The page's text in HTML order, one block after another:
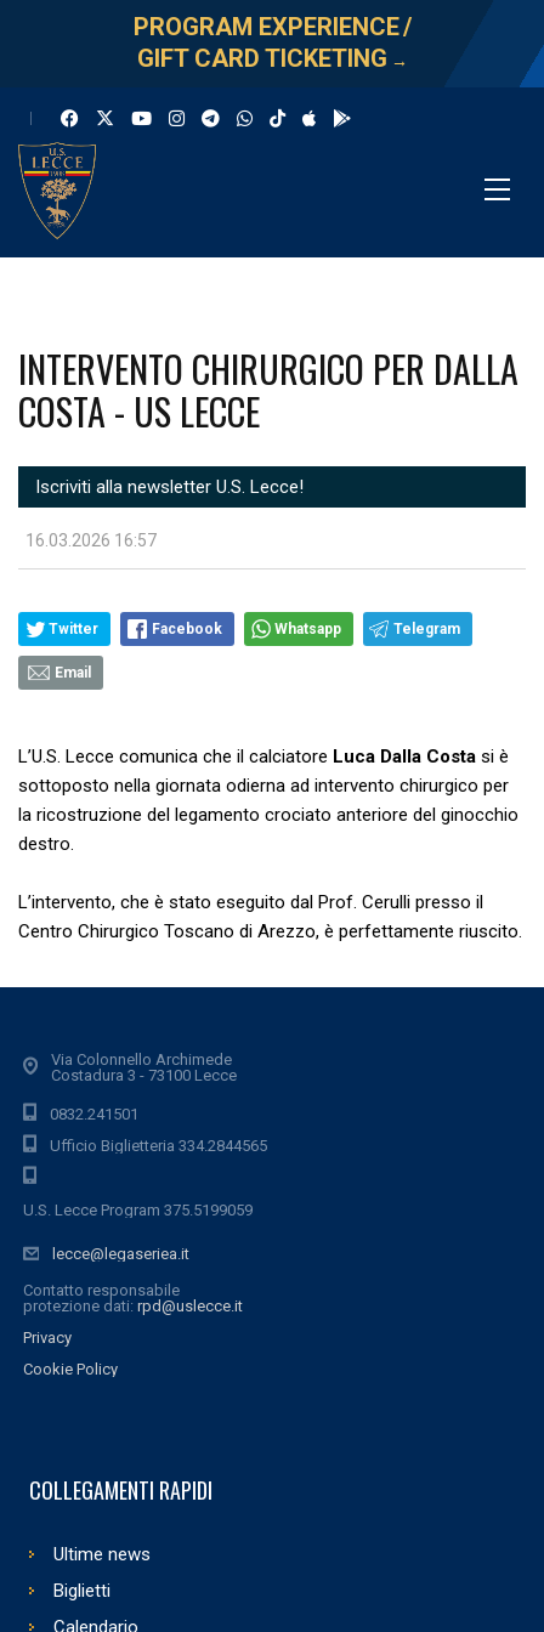
PROGRAM EXPERIENCE/
GIFT CARD TICKETING →
INTERVENTO CHIRURGICO PER DALLA
COSTA - US LECCE
Iscriviti alla newsletter U.S. Lecce!
16.03.2026 16:57
Twitter Facebook Whatsapp Telegram
Email
L’U.S. Lecce comunica che il calciatore Luca Dalla Costa si è
sottoposto nella giornata odierna ad intervento chirurgico per
la ricostruzione del legamento crociato anteriore del ginocchio
destro.
L’intervento, che è stato eseguito dal Prof. Cerulli presso il
Centro Chirurgico Toscano di Arezzo, è perfettamente riuscito.
Via Colonnello Archimede
Costadura 3 - 73100 Lecce
0832.241501
Ufficio Biglietteria 334.2844565
U.S. Lecce Program 375.5199059
lecce@legaseriea.it
Contatto responsabile
protezione dati: rpd@uslecce.it
Privacy
Cookie Policy
COLLEGAMENTI RAPIDI
Ultime news
Biglietti
Calendario